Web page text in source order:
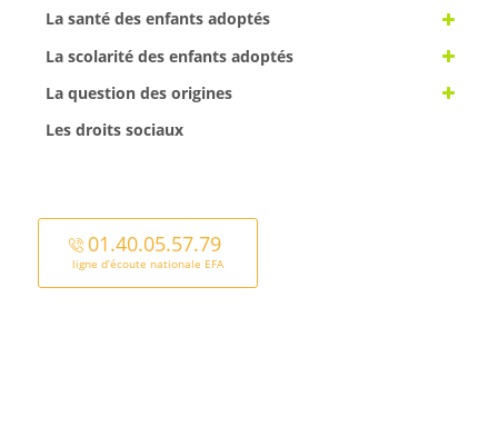
La santé des enfants adoptés
La scolarité des enfants adoptés
La question des origines
Les droits sociaux
01.40.05.57.79
ligne d’écoute nationale EFA